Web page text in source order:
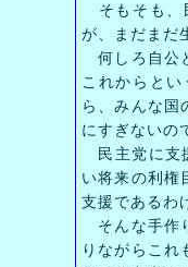
そもそも、
が、まだまだ
何しろ自公
これからと
ら、みんな国
にすぎないの
民主党に支
い将来の利権
支援であるわ
そんな手作
りながらこ